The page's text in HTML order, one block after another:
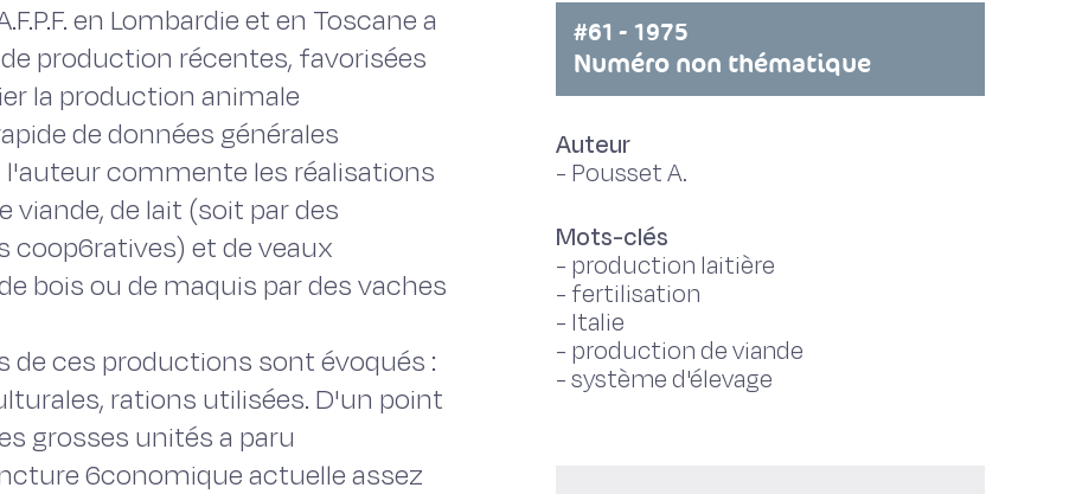
en Lombardie et en Toscane a
production récentes, favorisées
la production animale
de données générales
commente les réalisations
de lait (soit par des
coop6ratives) et de veaux
bois ou de maquis par des vaches
ces productions sont évoqués :
rations utilisées. D'un point
grosses unités a paru
6conomique actuelle assez
#61 - 1975
Numéro non thématique
Auteur
- Pousset A.
Mots-clés
- production laitière
- fertilisation
- Italie
- production de viande
-système d'élevage